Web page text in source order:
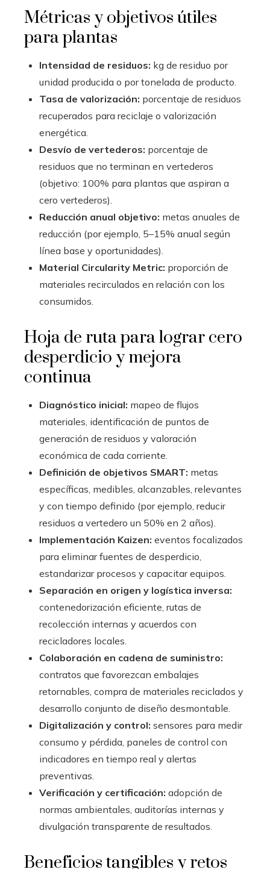
Métricas y objetivos útiles
para plantas
Intensidad de residuos: kg de residuo por
unidad producida o por tonelada de producto.
Tasa de valorización: porcentaje de residuos
recuperados para reciclaje o valorización
energética.
Desvío de vertederos: porcentaje de
residuos que no terminan en vertederos
(objetivo: 100% para plantas que aspiran a
cero vertederos).
Reducción anual objetivo: metas anuales de
reducción (por ejemplo, 5–15% anual según
línea base y oportunidades).
Material Circularity Metric: proporción de
materiales recirculados en relación con los
consumidos.
Hoja de ruta para lograr cero
desperdicio y mejora
continua
Diagnóstico inicial: mapeo de flujos
materiales, identificación de puntos de
generación de residuos y valoración
económica de cada corriente.
Definición de objetivos SMART: metas
específicas, medibles, alcanzables, relevantes
y con tiempo definido (por ejemplo, reducir
residuos a vertedero un 50% en 2 años).
Implementación Kaizen: eventos focalizados
para eliminar fuentes de desperdicio,
estandarizar procesos y capacitar equipos.
Separación en origen y logística inversa:
contenedorización eficiente, rutas de
recolección internas y acuerdos con
recicladores locales.
Colaboración en cadena de suministro:
contratos que favorezcan embalajes
retornables, compra de materiales reciclados y
desarrollo conjunto de diseño desmontable.
Digitalización y control: sensores para medir
consumo y pérdida, paneles de control con
indicadores en tiempo real y alertas
preventivas.
Verificación y certificación: adopción de
normas ambientales, auditorías internas y
divulgación transparente de resultados.
Beneficios tangibles y retos